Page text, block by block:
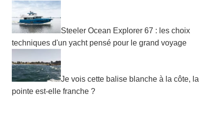
Steeler Ocean Explorer 67 : les choix
techniques d'un yacht pensé pour le grand voyage
Je vois cette balise blanche à la côte, la
pointe est-elle franche ?